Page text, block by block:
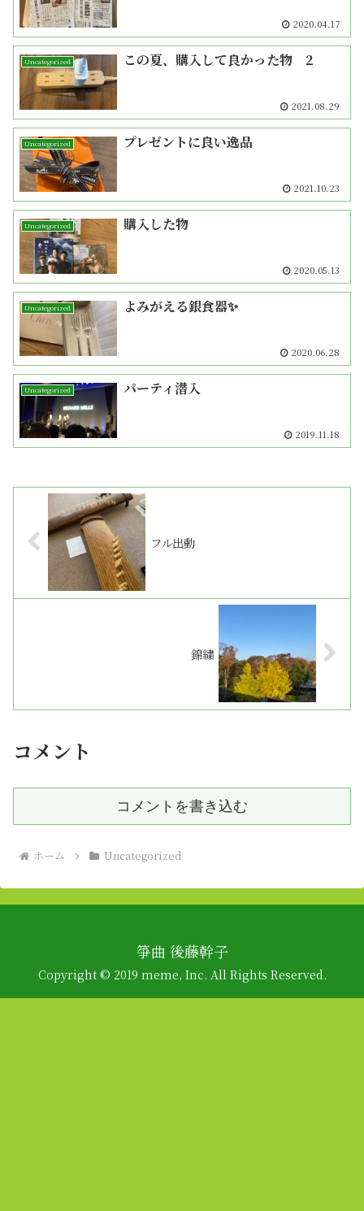
2020.04.17
Uncategorized この夏、購入して良かった物 2
2021.08.29
Uncategorized プレゼントに良い逸品
2021.10.23
Uncategorized 購入した物
2020.05.13
Uncategorized よみがえる銀食器✨
2020.06.28
Uncategorized パーティ潜入
2019.11.18
フル出動
錦繍
コメント
コメントを書き込む
ホーム Uncategorized
箏曲 後藤幹子
Copyright © 2019 meme, Inc. All Rights Reserved.